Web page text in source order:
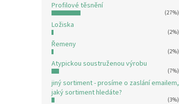
Profilové těsnění
(27%)
Ložiska
(2%)
Řemeny
(2%)
Atypickou soustruženou výrobu
(7%)
jiný sortiment - prosíme o zaslání emailem,
jaký sortiment hledáte?
(3%)